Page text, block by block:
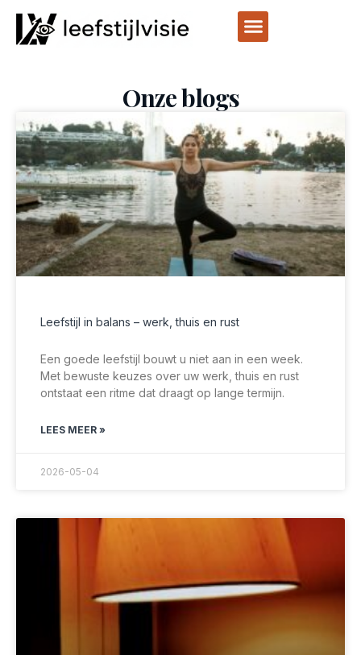
Onze blogs
Leefstijl in balans – werk, thuis en rust
Een goede leefstijl bouwt u niet aan in een week.
Met bewuste keuzes over uw werk, thuis en rust
ontstaat een ritme dat draagt op lange termijn.
LEES MEER »
2026-05-04